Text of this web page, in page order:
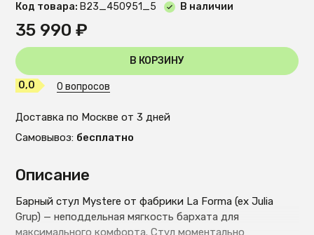
Описание
Барный стул Mystere от фабрики La Forma (ex Julia
Grup) — неподдельная мягкость бархата для
максимального комфорта. Стул моментально
Код товара: B23_450951_5 В наличии
35 990 ₽
В КОРЗИНУ
0,0 0 вопросов
Доставка по Москве от 3 дней
Самовывоз: бесплатно